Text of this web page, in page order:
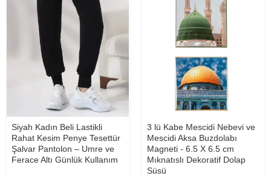
Siyah Kadın Beli Lastikli
Rahat Kesim Penye Tesettür
Şalvar Pantolon – Umre ve
Ferace Altı Günlük Kullanım
3 lü Kabe Mescidi Nebevi ve
Mescidi Aksa Buzdolabı
Magneti - 6.5 X 6.5 cm
Mıknatıslı Dekoratif Dolap
Süsü